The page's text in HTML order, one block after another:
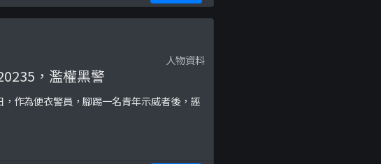
人物資料
，濫權黑警
作為便衣警員，腳踢一名青年示威者後，誣